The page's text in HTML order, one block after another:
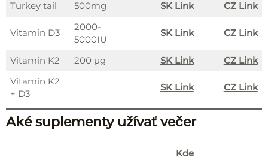
Turkey tail 500mg SK Link CZ Link
Vitamin D3
2000-
5000IU
SK Link CZ Link
Vitamin K2 200 µg SK Link
CZ Link
Vitamin K2
+ D3
SK Link CZ Link
Aké suplementy užívať večer
Kde